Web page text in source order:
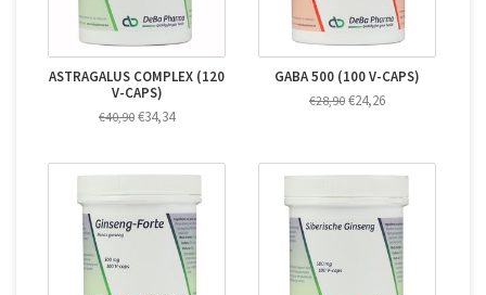
ASTRAGALUS COMPLEX (120
V-CAPS)
€40,90 €34,34
GABA 500 (100 V-CAPS)
€28,90 €24,26